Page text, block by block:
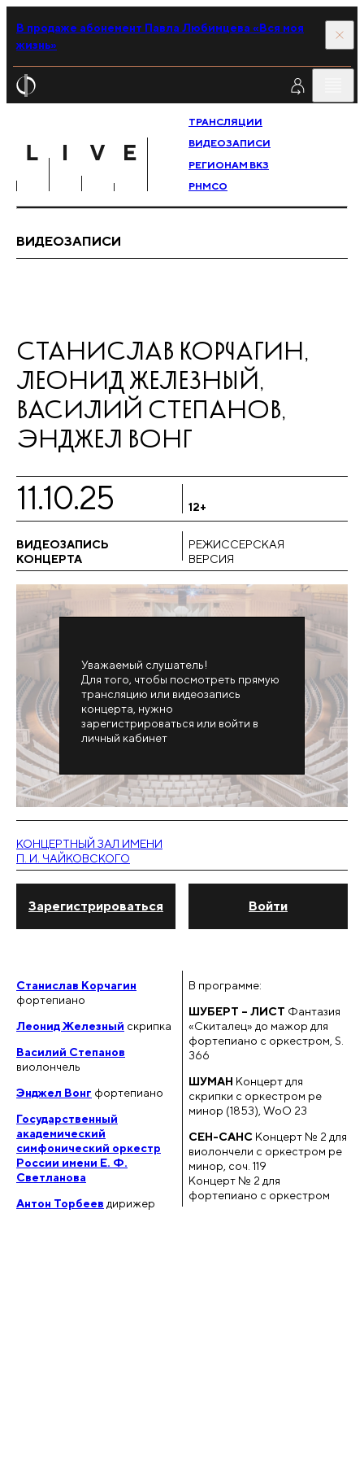
В продаже абонемент Павла Любимцева «Вся моя
жизнь»
ТРАНСЛЯЦИИ
ВИДЕОЗАПИСИ
РЕГИОНАМ ВКЗ
РНМСО
ВИДЕОЗАПИСИ
СТАНИСЛАВ КОРЧАГИН,
ЛЕОНИД ЖЕЛЕЗНЫЙ,
ВАСИЛИЙ СТЕПАНОВ,
ЭНДЖЕЛ ВОНГ
11.10.25 12+
ВИДЕОЗАПИСЬ
КОНЦЕРТА
РЕЖИССЕРСКАЯ
ВЕРСИЯ
Уважаемый слушатель!
Для того, чтобы посмотреть прямую
трансляцию или видеозапись
концерта, нужно
зарегистрироваться или войти в
личный кабинет
КОНЦЕРТНЫЙ ЗАЛ ИМЕНИ
П. И. ЧАЙКОВСКОГО
Зарегистрироваться Войти
Станислав Корчагин
фортепиано
Леонид Железный скрипка
Василий Степанов
виолончель
Энджел Вонг фортепиано
Государственный
академический
симфонический оркестр
России имени Е. Ф.
Светланова
Антон Торбеев дирижер
В программе:
ШУБЕРТ – ЛИСТ Фантазия
«Скиталец» до мажор для
фортепиано с оркестром, S.
366
ШУМАН Концерт для
скрипки с оркестром ре
минор (1853), WoO 23
СЕН-САНС Концерт № 2 для
виолончели с оркестром ре
минор, соч. 119
Концерт № 2 для
фортепиано с оркестром